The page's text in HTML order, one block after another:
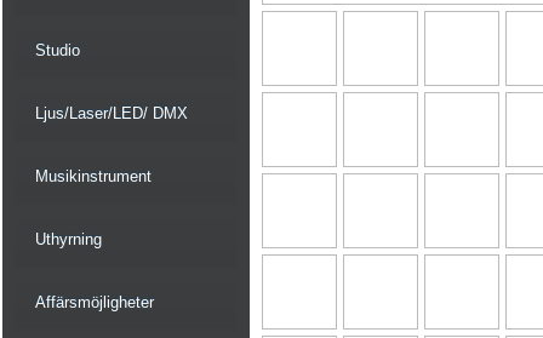
Studio
Ljus/Laser/LED/ DMX
Musikinstrument
Uthyrning
Affärsmöjligheter